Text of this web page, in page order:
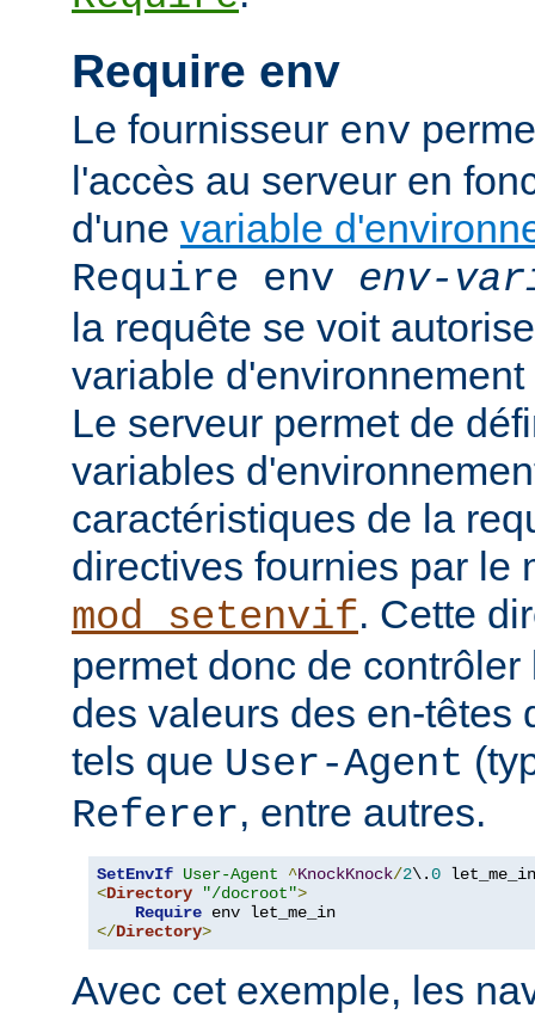
Require env
Le fournisseur env
l'accès au serveur en
d'une variable
Require env env-
la requête se voit
variable d'environnement
Le serveur permet de
variables
caractéristiques de la
directives fournies par le
mod_setenvif. Cette
permet donc de
des valeurs des en-têtes
tels que User-Agent
Referer, entre autres.
SetEnvIf User-Agent ^KnockKnock/2\.0
<Directory "/docroot">
Require
</Directory>
Avec cet exemple, les